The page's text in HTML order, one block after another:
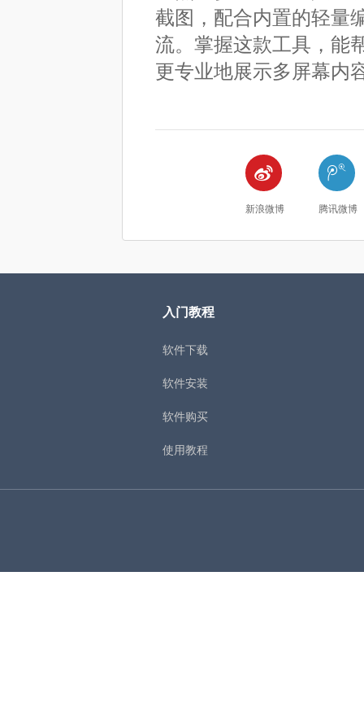
截图，配合内置的轻量
流。掌握这款工具，能
更专业地展示多屏幕内

新浪微博

腾讯微博
入门教程
软件下载
软件安装
软件购买
使用教程